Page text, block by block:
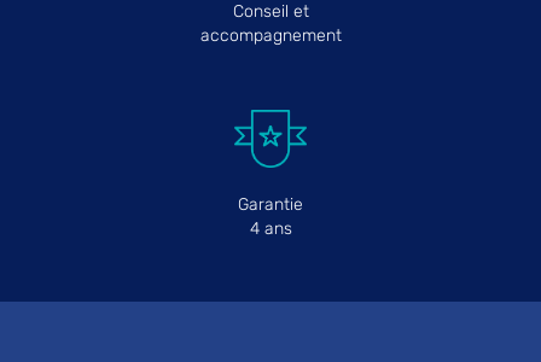
Conseil et
accompagnement
Garantie
4 ans